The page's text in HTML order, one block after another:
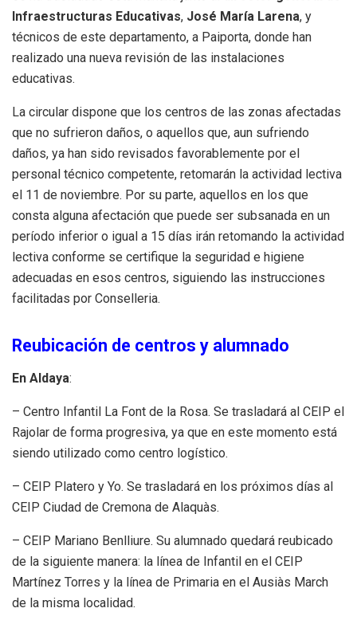
Infraestructuras Educativas, José María Larena, y
técnicos de este departamento, a Paiporta, donde han
realizado una nueva revisión de las instalaciones
educativas.
La circular dispone que los centros de las zonas afectadas
que no sufrieron daños, o aquellos que, aun sufriendo
daños, ya han sido revisados favorablemente por el
personal técnico competente, retomarán la actividad lectiva
el 11 de noviembre. Por su parte, aquellos en los que
consta alguna afectación que puede ser subsanada en un
período inferior o igual a 15 días irán retomando la actividad
lectiva conforme se certifique la seguridad e higiene
adecuadas en esos centros, siguiendo las instrucciones
facilitadas por Conselleria.
Reubicación de centros y alumnado
En Aldaya:
– Centro Infantil La Font de la Rosa. Se trasladará al CEIP el
Rajolar de forma progresiva, ya que en este momento está
siendo utilizado como centro logístico.
– CEIP Platero y Yo. Se trasladará en los próximos días al
CEIP Ciudad de Cremona de Alaquàs.
– CEIP Mariano Benlliure. Su alumnado quedará reubicado
de la siguiente manera: la línea de Infantil en el CEIP
Martínez Torres y la línea de Primaria en el Ausiàs March
de la misma localidad.